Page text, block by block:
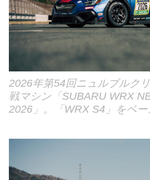
2026年第54回ニュルブルク
戦マシン「SUBARU WRX
2026」。「WRX S4」をベー